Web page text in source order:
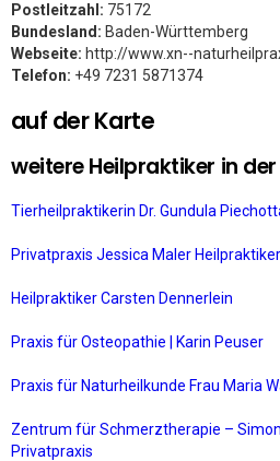
Postleitzahl: 75172
Bundesland: Baden-Württemberg
Webseite: http://www.xn--
Telefon: +49 7231 5871374
auf der Karte
weitere Heilpraktiker in
Tierheilpraktikerin Dr. Gundula
Privatpraxis Jessica Maler
Heilpraktiker Carsten Dennerlein
Praxis für Osteopathie | Karin Peuser
Praxis für Naturheilkunde Frau Maria
Zentrum für Schmerztherapie –
Privatpraxis